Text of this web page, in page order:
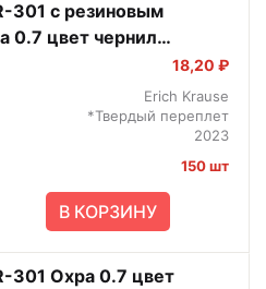
0.7 цвет чернил
по 50 шт.
18,20 ₽
Erich Krause
*Твердый переплет
2023
150 шт
В КОРЗИНУ